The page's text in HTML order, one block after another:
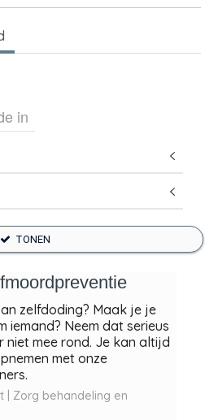
TONEN
zelfdoding? Maak je je
iemand? Neem dat serieus
niet mee rond. Je kan altijd
met onze
| Zorg behandeling en